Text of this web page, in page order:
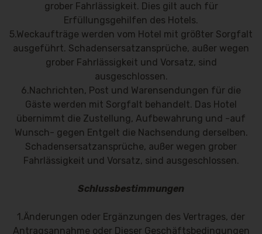
grober Fahrlässigkeit. Dies gilt auch für
Erfüllungsgehilfen des Hotels.
5.Weckaufträge werden vom Hotel mit größter Sorgfalt
ausgeführt. Schadensersatzansprüche, außer wegen
grober Fahrlässigkeit und Vorsatz, sind
ausgeschlossen.
6.Nachrichten, Post und Warensendungen für die
Gäste werden mit Sorgfalt behandelt. Das Hotel
übernimmt die Zustellung, Aufbewahrung und -auf
Wunsch- gegen Entgelt die Nachsendung derselben.
Schadensersatzansprüche, außer wegen grober
Fahrlässigkeit und Vorsatz, sind ausgeschlossen.
Schlussbestimmungen
1.Änderungen oder Ergänzungen des Vertrages, der
Antragsannahme oder Dieser Geschäftsbedingungen